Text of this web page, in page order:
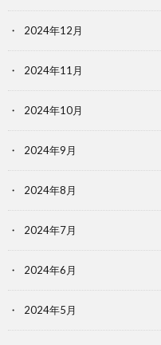
2024年12月
2024年11月
2024年10月
2024年9月
2024年8月
2024年7月
2024年6月
2024年5月